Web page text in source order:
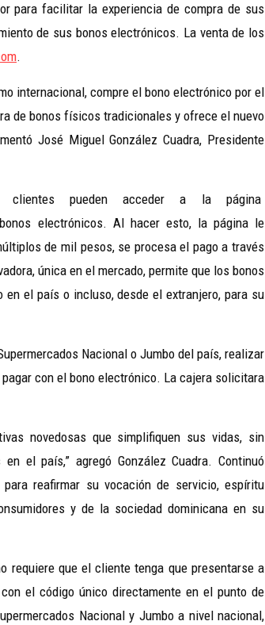
para facilitar la experiencia de compra de sus
de sus bonos electrónicos. La venta de los
.
internacional, compre el bono electrónico por el
de bonos físicos tradicionales y ofrece el nuevo
José Miguel González Cuadra, Presidente
pueden acceder a la página
electrónicos. Al hacer esto, la página le
de mil pesos, se procesa el pago a través
única en el mercado, permite que los bonos
el país o incluso, desde el extranjero, para su
Nacional o Jumbo del país, realizar
con el bono electrónico. La cajera solicitara
novedosas que simplifiquen sus vidas, sin
el país,” agregó González Cuadra. Continuó
reafirmar su vocación de servicio, espíritu
y de la sociedad dominicana en su
requiere que el cliente tenga que presentarse a
el código único directamente en el punto de
Nacional y Jumbo a nivel nacional,